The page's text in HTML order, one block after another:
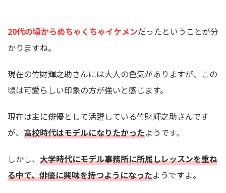
20代の頃からめちゃくちゃイケメンだったということが分
かりますね。
現在の竹財輝之助さんには大人の色気がありますが、この
頃は可愛らしい印象の方が強いと感じます。
現在は主に俳優として活躍している竹財輝之助さんです
が、 高校時代はモデルになりたかったようです。
しかし、 大学時代にモデル事務所に所属しレッスンを重ね
る中で、俳優に興味を持つようになったようですよ。